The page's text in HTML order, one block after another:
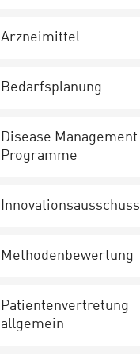
Arz­nei­mit­tel
Be­darfs­pla­nung
Disease Ma­nage­ment
Programme
In­no­va­ti­ons­aus­schuss
Me­tho­den­be­wer­tung
Pa­ti­en­ten­ver­tre­tung
allgemein